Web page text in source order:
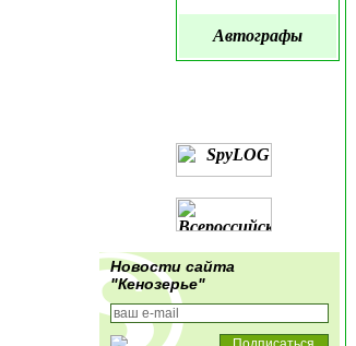
Автографы
Новости сайта
"Кенозерье"